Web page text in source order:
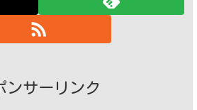
ンサーリンク